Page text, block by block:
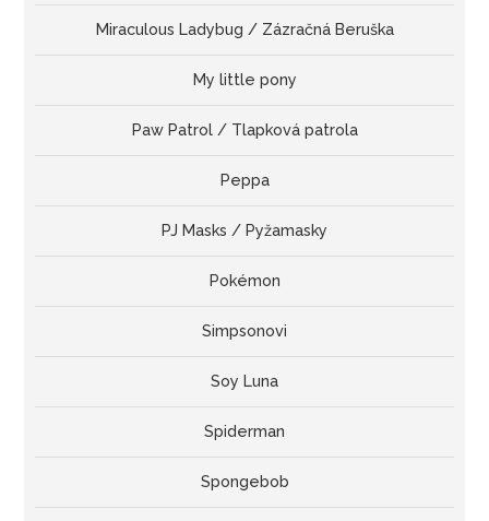
Miraculous Ladybug / Zázračná Beruška
My little pony
Paw Patrol / Tlapková patrola
Peppa
PJ Masks / Pyžamasky
Pokémon
Simpsonovi
Soy Luna
Spiderman
Spongebob